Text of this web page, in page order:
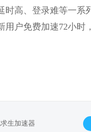
时高、登录难等一系
用户免费加速72小时，
生加速器